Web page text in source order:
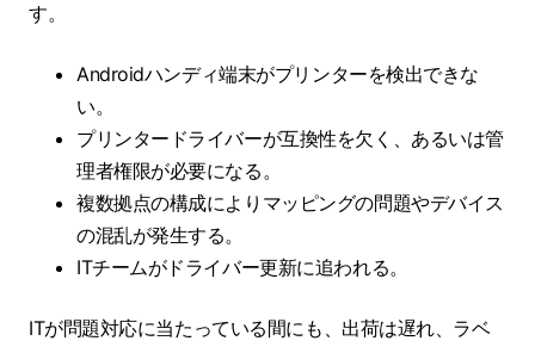
す。
Androidハンディ端末がプリンターを検出できな
い。
プリンタードライバーが互換性を欠く、あるいは管
理者権限が必要になる。
複数拠点の構成によりマッピングの問題やデバイス
の混乱が発生する。
ITチームがドライバー更新に追われる。
ITが問題対応に当たっている間にも、出荷は遅れ、ラベ